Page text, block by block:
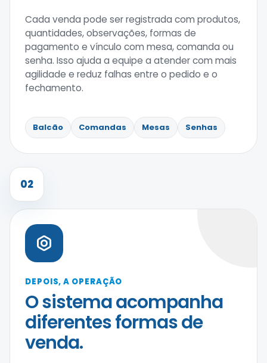
Cada venda pode ser registrada com produtos,
quantidades, observações, formas de
pagamento e vínculo com mesa, comanda ou
senha. Isso ajuda a equipe a atender com mais
agilidade e reduz falhas entre o pedido e o
fechamento.
Balcão Comandas Mesas Senhas
02
DEPOIS, A OPERAÇÃO
O sistema acompanha
diferentes formas de
venda.